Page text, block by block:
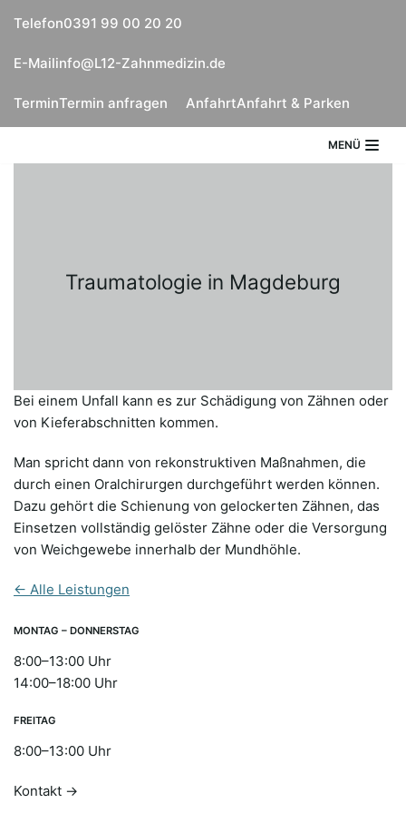
Zum
springen
Telefon0391 99 00 20 20
E-Mailinfo@L12-Zahnmedizin.de
TerminTermin anfragen AnfahrtAnfahrt & Parken
MENÜ
Traumatologie in Magdeburg
Bei einem Unfall kann es zur Schädigung von Zähnen oder
von Kieferabschnitten kommen.
Man spricht dann von rekonstruktiven Maßnahmen, die
durch einen Oralchirurgen durchgeführt werden können.
Dazu gehört die Schienung von gelockerten Zähnen, das
Einsetzen vollständig gelöster Zähne oder die Versorgung
von Weichgewebe innerhalb der Mundhöhle.
← Alle Leistungen
MONTAG – DONNERSTAG
8:00–13:00 Uhr
14:00–18:00 Uhr
FREITAG
8:00–13:00 Uhr
Kontakt →